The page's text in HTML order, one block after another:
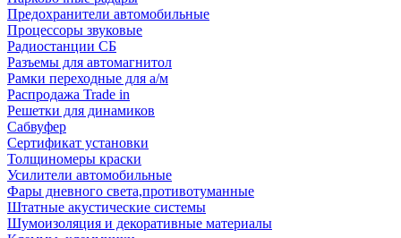
Предохранители автомобильные
Процессоры звуковые
Радиостанции СБ
Разъемы для автомагнитол
Рамки переходные для а/м
Распродажа Trade in
Решетки для динамиков
Сабвуфер
Сертификат установки
Толщиномеры краски
Усилители автомобильные
Фары дневного света,противотуманные
Штатные акустические системы
Шумоизоляция и декоративные материалы